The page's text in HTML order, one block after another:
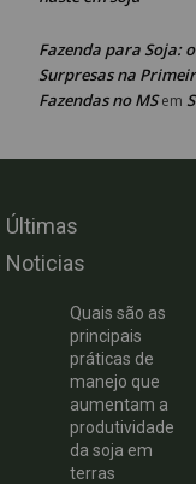
Fazenda para Soja:
Surpresas na
Fazendas no MSem
Últimas
Noticias
Quais são as
principais
práticas de
manejo que
aumentam a
produtividade
da soja em
terras